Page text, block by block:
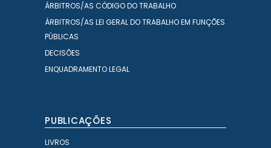
ÁRBITROS/AS CÓDIGO DO TRABALHO
ÁRBITROS/AS LEI GERAL DO TRABALHO EM FUNÇÕES
PÚBLICAS
DECISÕES
ENQUADRAMENTO LEGAL
PUBLICAÇÕES
LIVROS